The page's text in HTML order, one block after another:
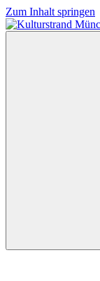
Zum Inhalt springen